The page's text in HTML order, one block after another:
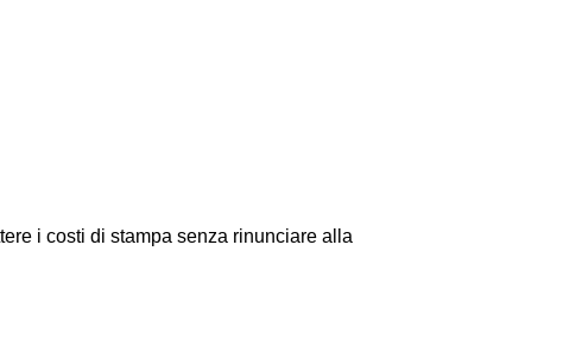
i costi di stampa senza rinunciare alla